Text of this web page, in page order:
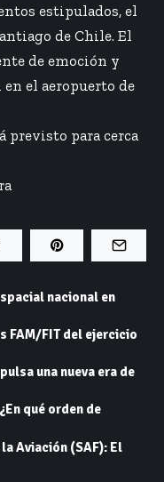
estipulados, el
de Chile. El
de emoción y
el aeropuerto de
previsto para cerca
nacional en
FAM/FIT del ejercicio
una nueva era de
qué orden de
Aviación (SAF): El